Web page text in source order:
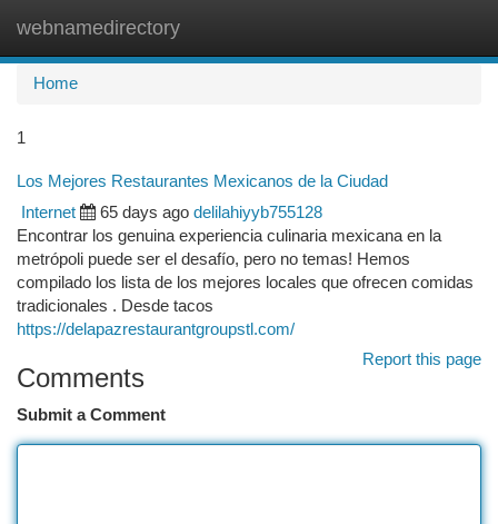
webnamedirectory
Home
1
Los Mejores Restaurantes Mexicanos de la Ciudad
Internet 65 days ago delilahiyyb755128
Encontrar los genuina experiencia culinaria mexicana en la
metrópoli puede ser el desafío, pero no temas! Hemos
compilado los lista de los mejores locales que ofrecen comidas
tradicionales . Desde tacos
https://delapazrestaurantgroupstl.com/
Report this page
Comments
Submit a Comment